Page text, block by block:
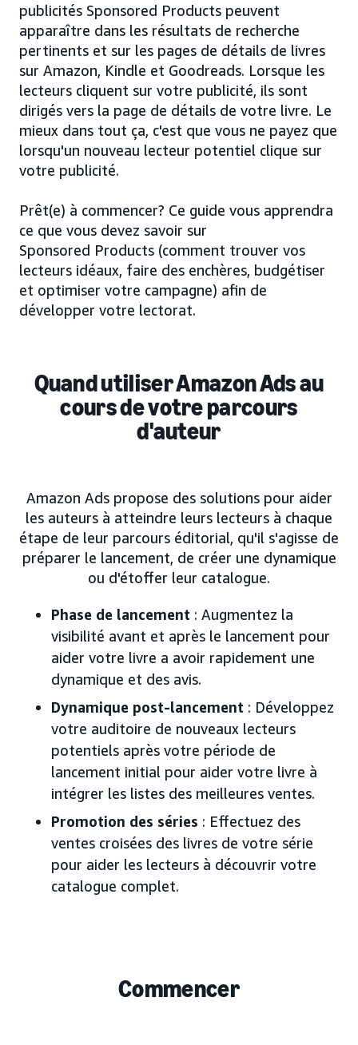
publicités Sponsored Products peuvent
apparaître dans les résultats de recherche
pertinents et sur les pages de détails de livres
sur Amazon, Kindle et Goodreads. Lorsque les
lecteurs cliquent sur votre publicité, ils sont
dirigés vers la page de détails de votre livre. Le
mieux dans tout ça, c'est que vous ne payez que
lorsqu'un nouveau lecteur potentiel clique sur
votre publicité.
Prêt(e) à commencer? Ce guide vous apprendra
ce que vous devez savoir sur
Sponsored Products (comment trouver vos
lecteurs idéaux, faire des enchères, budgétiser
et optimiser votre campagne) afin de
développer votre lectorat.
Quand utiliser Amazon Ads au
cours de votre parcours
d'auteur
Amazon Ads propose des solutions pour aider
les auteurs à atteindre leurs lecteurs à chaque
étape de leur parcours éditorial, qu'il s'agisse de
préparer le lancement, de créer une dynamique
ou d'étoffer leur catalogue.
Phase de lancement : Augmentez la
visibilité avant et après le lancement pour
aider votre livre a avoir rapidement une
dynamique et des avis.
Dynamique post-lancement : Développez
votre auditoire de nouveaux lecteurs
potentiels après votre période de
lancement initial pour aider votre livre à
intégrer les listes des meilleures ventes.
Promotion des séries : Effectuez des
ventes croisées des livres de votre série
pour aider les lecteurs à découvrir votre
catalogue complet.
Commencer